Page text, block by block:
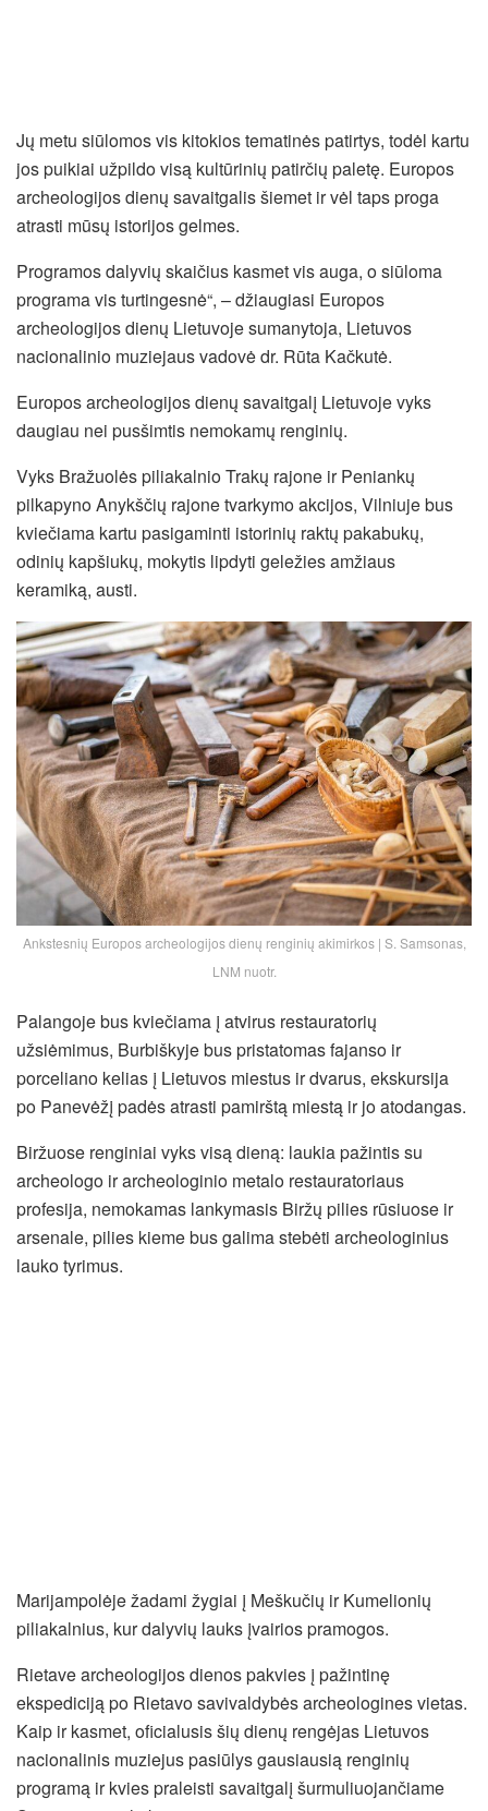
Jų metu siūlomos vis kitokios tematinės patirtys, todėl kartu
jos puikiai užpildo visą kultūrinių patirčių paletę. Europos
archeologijos dienų savaitgalis šiemet ir vėl taps proga
atrasti mūsų istorijos gelmes.
Programos dalyvių skaičius kasmet vis auga, o siūloma
programa vis turtingesnė“, – džiaugiasi Europos
archeologijos dienų Lietuvoje sumanytoja, Lietuvos
nacionalinio muziejaus vadovė dr. Rūta Kačkutė.
Europos archeologijos dienų savaitgalį Lietuvoje vyks
daugiau nei pusšimtis nemokamų renginių.
Vyks Bražuolės piliakalnio Trakų rajone ir Peniankų
pilkapyno Anykščių rajone tvarkymo akcijos, Vilniuje bus
kviečiama kartu pasigaminti istorinių raktų pakabukų,
odinių kapšiukų, mokytis lipdyti geležies amžiaus
keramiką, austi.
Ankstesnių Europos archeologijos dienų renginių akimirkos | S. Samsonas,
LNM nuotr.
Palangoje bus kviečiama į atvirus restauratorių
užsiėmimus, Burbiškyje bus pristatomas fajanso ir
porceliano kelias į Lietuvos miestus ir dvarus, ekskursija
po Panevėžį padės atrasti pamirštą miestą ir jo atodangas.
Biržuose renginiai vyks visą dieną: laukia pažintis su
archeologo ir archeologinio metalo restauratoriaus
profesija, nemokamas lankymasis Biržų pilies rūsiuose ir
arsenale, pilies kieme bus galima stebėti archeologinius
lauko tyrimus.
Marijampolėje žadami žygiai į Meškučių ir Kumelionių
piliakalnius, kur dalyvių lauks įvairios pramogos.
Rietave archeologijos dienos pakvies į pažintinę
ekspediciją po Rietavo savivaldybės archeologines vietas.
Kaip ir kasmet, oficialusis šių dienų rengėjas Lietuvos
nacionalinis muziejus pasiūlys gausiausią renginių
programą ir kvies praleisti savaitgalį šurmuliuojančiame